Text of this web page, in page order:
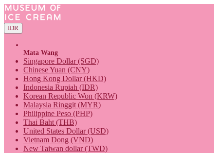
IDR
Mata Wang
Singapore Dollar (SGD)
Chinese Yuan (CNY)
Hong Kong Dollar (HKD)
Indonesia Rupiah (IDR)
Korean Republic Won (KRW)
Malaysia Ringgit (MYR)
Philippine Peso (PHP)
Thai Baht (THB)
United States Dollar (USD)
Vietnam Dong (VND)
New Taiwan dollar (TWD)